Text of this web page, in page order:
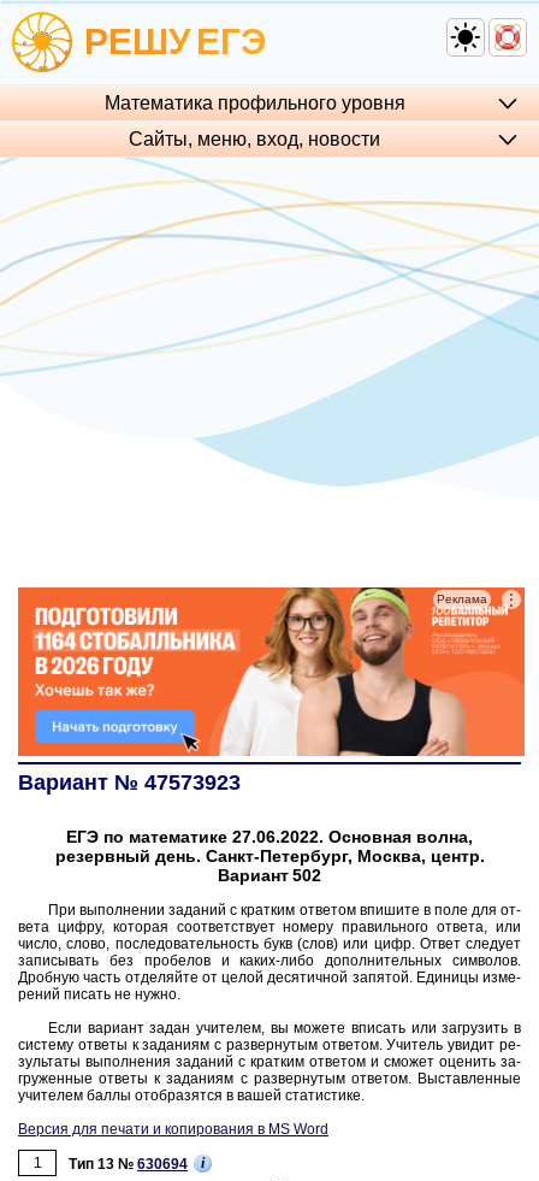
РЕШУЕГЭ
Математика профильного уровня
Сайты, меню, вход, но­во­сти
⋮
Реклама
Вариант № 47573923
ЕГЭ по математике 27.06.2022. Основная волна,
резервный день. Санкт-Петербург, Москва, центр.
Вариант 502
При вы­пол­не­нии за­да­ний с крат­ким от­ве­том впи­ши­те в поле для от­
ве­та цифру, ко­то­рая со­от­вет­ству­ет но­ме­ру пра­виль­но­го от­ве­та, или
число, слово, по­сле­до­ва­тель­ность букв (слов) или цифр. Ответ сле­ду­ет
за­пи­сы­вать без про­бе­лов и каких-либо до­пол­ни­тель­ных сим­во­лов.
Дроб­ную часть от­де­ляй­те от целой де­ся­тич­ной за­пя­той. Еди­ни­цы из­ме­
ре­ний пи­сать не нужно.
Если ва­ри­ант задан учи­те­лем, вы мо­же­те впи­сать или за­гру­зить в
си­сте­му от­ве­ты к за­да­ни­ям с раз­вер­ну­тым от­ве­том. Учи­тель уви­дит ре­
зуль­та­ты вы­пол­не­ния за­да­ний с крат­ким от­ве­том и смо­жет оце­нить за­
гру­жен­ные от­ве­ты к за­да­ни­ям с раз­вер­ну­тым от­ве­том. Вы­став­лен­ные
учи­те­лем баллы отоб­ра­зят­ся в вашей ста­ти­сти­ке.
Версия для печати и копирования в MS Word
1
Тип 13 № 630694 i